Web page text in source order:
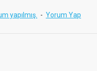
yapılmış. - Yorum Yap